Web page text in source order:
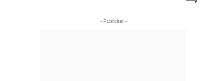
- Publicitat -